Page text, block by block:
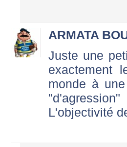
ARMATA
Juste une
exactement
monde à
L'objectivité